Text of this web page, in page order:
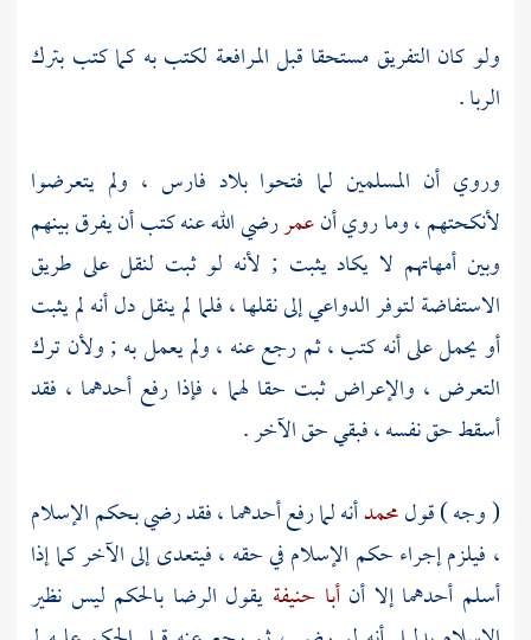
ولو كان التفريق مستحقا قبل المرافعة لكتب به كما كتب بترك
الربا .
وروي أن المسلمين لما فتحوابلاد فارس ، ولم يتعرضوا
لأنكحتهم ، وما روي أنعمررضي الله عنه كتب أن يفرق بينهم
وبين أمهاتهم لا يكاد يثبت ; لأنه لو ثبت لنقل على طريق
الاستفاضة لتوفر الدواعي إلى نقلها ، فلما لم ينقل دل أنه لم يثبت
أو يحمل على أنه كتب ، ثم رجع عنه ، ولم يعمل به ; ولأن ترك
التعرض ، والإعراض ثبت حقا لهما ، فإذا رفع أحدهما ، فقد
أسقط حق نفسه ، فبقي حق الآخر .
( وجه ) قولمحمدأنه لما رفع أحدهما ، فقد رضي بحكم الإسلام
، فيلزم إجراء حكم الإسلام في حقه ، فيتعدى إلى الآخر كما إذا
أسلم أحدهما إلا أنأبا حنيفة يقول الرضا بالحكم ليس نظير